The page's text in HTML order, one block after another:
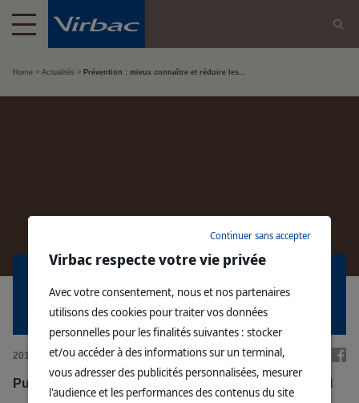
Home Actualités Prévention : mieux connaître et réduire les...
RÉDUIRE LES EXPOSITIONS AUX
PESTICIDES
2018/05/01
Publication par l'Institut de l'Elevage et le RMT travail
Virbac respecte votre vie privée
Avec votre consentement, nous et nos partenaires
utilisons des cookies pour traiter vos données
personnelles pour les finalités suivantes : stocker
et/ou accéder à des informations sur un terminal,
vous adresser des publicités personnalisées, mesurer
l'audience et les performances des contenus du site
Continuer sans accepter